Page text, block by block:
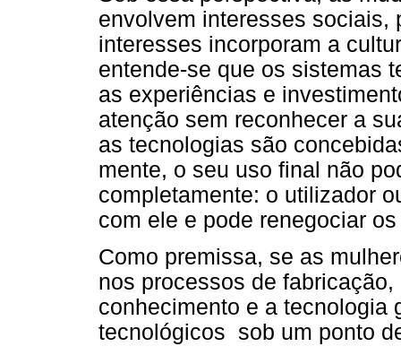
envolvem interesses
interesses incorporam a
entende-se que os sistemas
as experiências e
atenção sem reconhecer a
as tecnologias são
mente, o seu uso final não
completamente: o utilizador
com ele e pode renegociar
Como premissa, se as
nos processos de
conhecimento e a tecnologia
tecnológicos sob um ponto